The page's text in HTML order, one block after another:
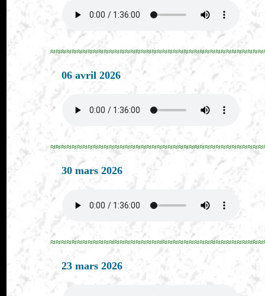
06 avril 2026
30 mars 2026
23 mars 2026